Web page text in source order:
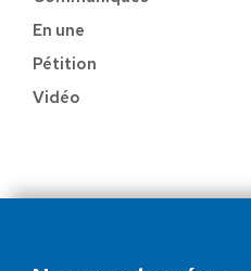
En une
Pétition
Vidéo